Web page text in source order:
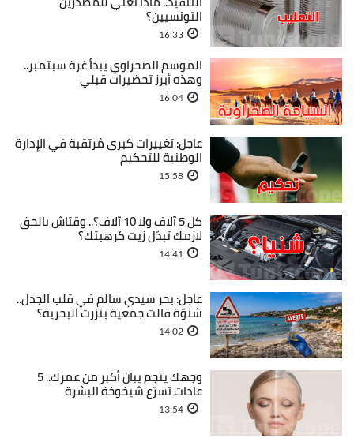
التونسيين؟
16:33
الموسم الصحراوي يبدأ غرة سبتمبر..
وهذه أبرز تحضيرات قبلي
16:04
عاجل: تغييرات كبرى مُرتقبة في الإدارة
الوطنية للتحكيم
15:58
كل 5 آلاف ولا 10 آلاف؟.. وقتاش بالحق
لازمك تبدّل زيت كرهبتك؟
14:41
عاجل: بحر سيدي سالم في قلب الجدل..
شنوّة قالت جمعية بنزرت البحرية؟
14:02
وجهك ينجم يبان أكبر من عمرك.. 5
عادات تسرّع شيخوخة البشرة
13:54